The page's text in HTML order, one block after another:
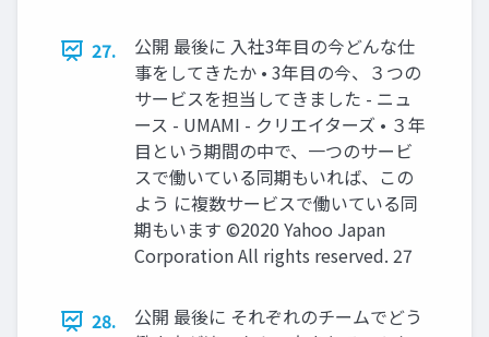
27.
公開 最後に ⼊社3年⽬の今どんな仕
事をしてきたか • 3年⽬の今、３つの
サービスを担当してきました - ニュ
ース - UMAMI - クリエイターズ • ３年
⽬という期間の中で、⼀つのサービ
スで働いている同期もいれば、この
よう に複数サービスで働いている同
期もいます ©2020 Yahoo Japan
Corporation All rights reserved. 27
28.
公開 最後に それぞれのチームでどう